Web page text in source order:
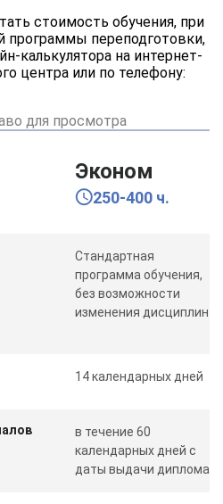
стоимость обучения, при
программы переподготовки,
калькулятора на интернет-
центра или по телефону:
для просмотра
Эконом
250-400 ч.
Стандартная
программа обучения,
без возможности
изменения дисциплин
14 календарных дней
в течение 60
календарных дней с
даты выдачи диплома